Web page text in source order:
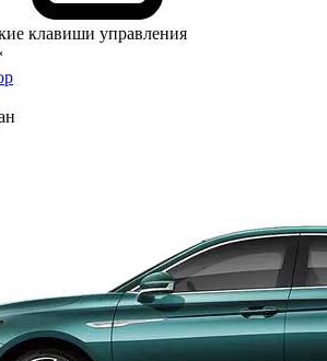
клавиши управления